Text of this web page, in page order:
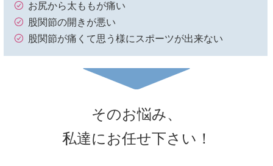
お尻から太ももが痛い
股関節の開きが悪い
股関節が痛くて思う様にスポーツが出来ない
そのお悩み、
私達にお任せ下さい！